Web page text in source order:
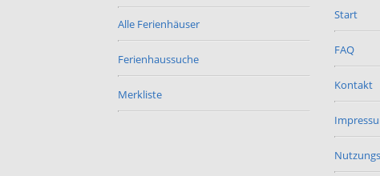
Alle Ferienhäuser
Ferienhaussuche
Merkliste
Start
FAQ
Kontakt